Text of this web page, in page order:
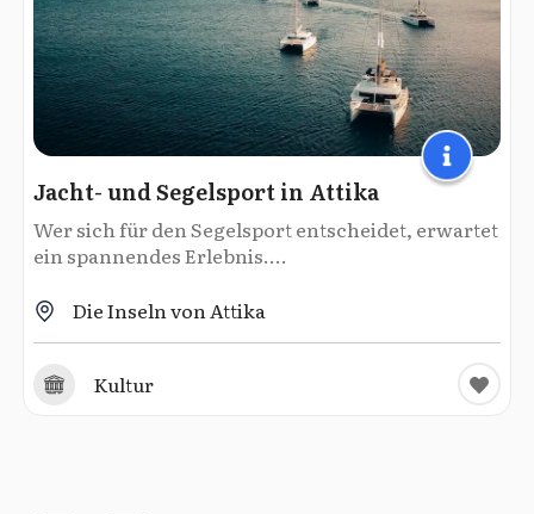
Jacht- und Segelsport in Attika
Wer sich für den Segelsport entscheidet, erwartet
ein spannendes Erlebnis....
Die Inseln von Attika
Kultur